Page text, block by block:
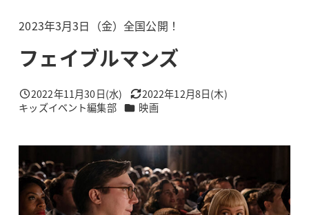
2023年3月3日（金）全国公開！
フェイブルマンズ
投稿日
2022年11月30日(水) 更新日
2022年12月8日(木)
著
キッズイベント編集部 カテゴリー
映画